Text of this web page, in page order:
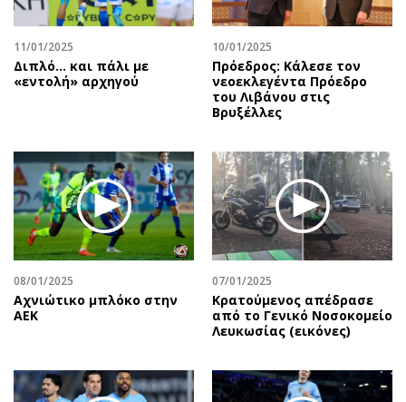
Αγορές
Money Review
AstroBank Properties
Ναυτιλία
Περιβάλλον
Ελλάδα
Κόσμος
Παράξενα
Πολιτισμός
Σινεμά
Εικαστικά
Αναδρομές
Πρόσωπα
Περιβάλλον
Good Life
Γυναίκα
Showbiz
Ταξίδια
Συνταγές
Έξοδος
Media
Εκπομπές
Wine routes
Podcasts
Προσφορές
11/01/2025
Διπλό... και πάλι με
«εντολή» αρχηγού
10/01/2025
Πρόεδρος: Κάλεσε τον
νεοεκλεγέντα Πρόεδρο
του Λιβάνου στις
Βρυξέλλες
08/01/2025
Αχνιώτικο μπλόκο στην
ΑΕΚ
07/01/2025
Κρατούμενος απέδρασε
από το Γενικό Νοσοκομείο
Λευκωσίας (εικόνες)